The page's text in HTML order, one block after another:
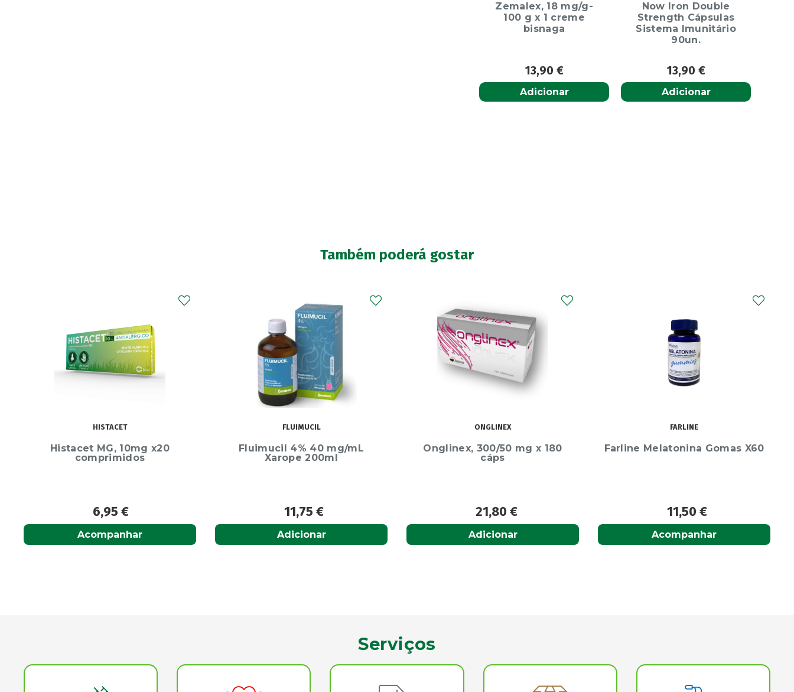
Zemalex, 18 mg/g-
100 g x 1 creme
bisnaga
13,90 €
Adicionar
Now Iron Double
Strength Cápsulas
Sistema Imunitário
90un.
13,90 €
Adicionar
Também poderá gostar
FLUIMUCIL
Fluimucil 4% 40 mg/mL
Xarope 200ml
11,75€
Adicionar
ONGLINEX
Onglinex, 300/50 mg x 180
cáps
21,80€
Adicionar
FARLINE
Farline Melatonina Gomas X60
11,50 €
Acompanhar
BI-ORALSUERO
Bi-Oralsuero Neutro Sol Or
13,80€
Acompanhar
Serviços